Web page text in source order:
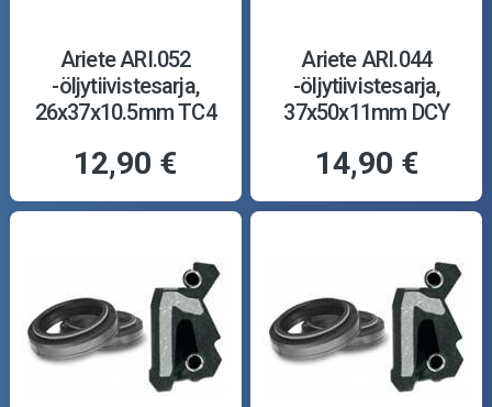
Ariete ARI.052
-öljytiivistesarja,
26x37x10.5mm TC4
12,90 €
Ariete ARI.044
-öljytiivistesarja,
37x50x11mm DCY
14,90 €